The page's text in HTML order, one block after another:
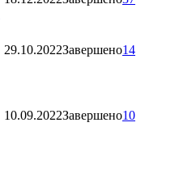
29.10.2022Завершено14
10.09.2022Завершено10